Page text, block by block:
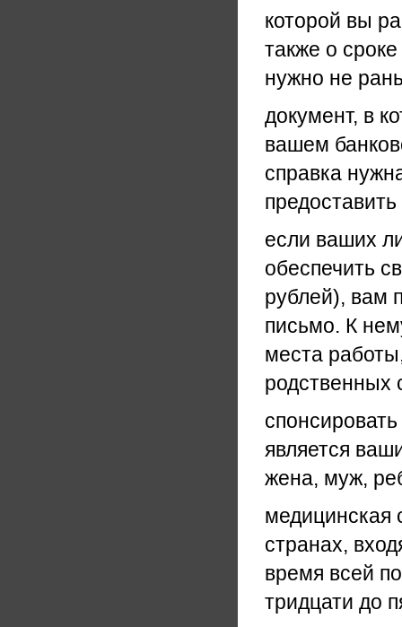
которой вы
также о
нужно не
документ, в
вашем
справка
если ваших
обеспечить
рублей), вам
письмо. К
места
родственных
является
жена, муж,
медицинская
странах,
время всей
тридцати до